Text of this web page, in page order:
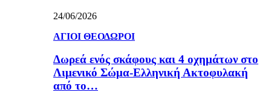
24/06/2026
ΑΓΙΟΙ ΘΕΟΔΩΡΟΙ
Δωρεά ενός σκάφους και 4 οχημάτων στο
Λιμενικό Σώμα-Ελληνική Ακτοφυλακή
από το…